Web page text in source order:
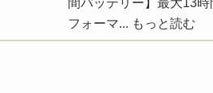
間バッテリー】最大13
フォーマ... もっと読む